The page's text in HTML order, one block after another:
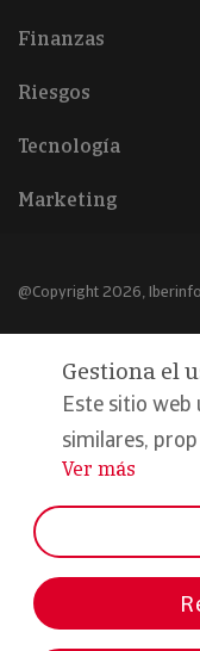
Finanzas
Riesgos
Tecnología
Marketing
@Copyright 2026,
Declaración de privacidad
Compromiso calidad y
Formamos parte de:
Gestiona el
Este sitio web
similares, prop
...
Ver más